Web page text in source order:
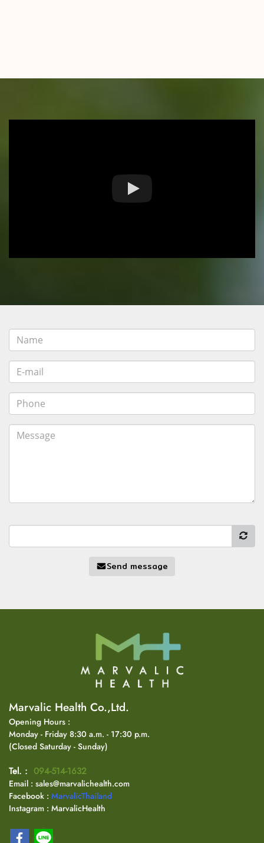
Send message
Marvalic Health Co.,Ltd.
Opening Hours :
Monday - Friday 8:30 a.m. - 17:30 p.m.
(Closed Saturday - Sunday)
Tel. : 094-514-1632
Email : sales@marvalichealth.com
Facebook : MarvalicThailand
Instagram : MarvalicHealth